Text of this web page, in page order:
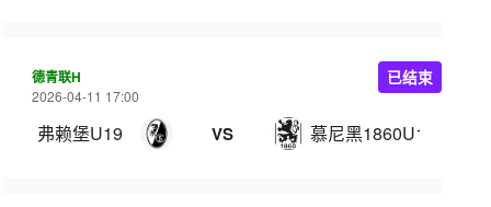
德青联H
2026-04-11 17:00
弗赖堡U19 VS 慕尼黑1860U19
已结束